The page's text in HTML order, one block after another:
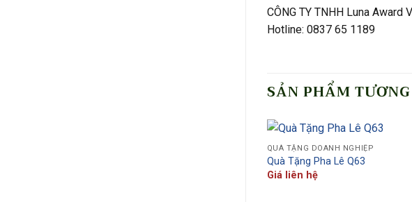
CÔNG TY TNHH Luna Award
Hotline: 0837 65 1189
SẢN PHẨM
QUÀ TẶNG DOANH NGHIỆP
Quà Tặng Pha Lê Q63
Giá liên hệ